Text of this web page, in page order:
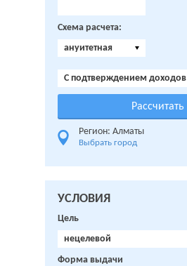
Схема расчета:
ануитетная
C подтверждением доходов
Регион: Алматы
Выбрать город
УСЛОВИЯ
Цель
нецелевой
Форма выдачи